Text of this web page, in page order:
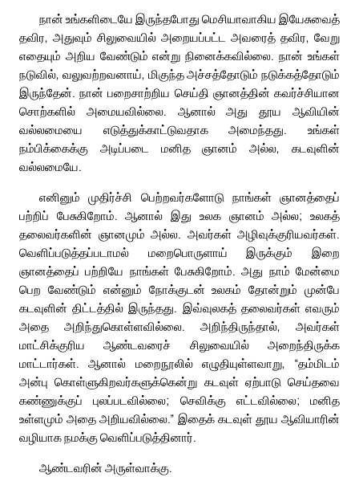
நான் உங்களிடையே இருந்தபோது மெசியாவாகிய இயேசுவைத்
தவிர, அதுவும் சிலுவையில் அறையப்பட்ட அவரைத் தவிர, வேறு
எதையும் அறிய வேண்டும் என்று நினைக்கவில்லை. நான் உங்கள்
நடுவில், வலுவற்றவனாய், மிகுந்த அச்சத்தோடும் நடுக்கத்தோடும்
இருந்தேன். நான் பறைசாற்றிய செய்தி ஞானத்தின் கவர்ச்சியான
சொற்களில் அமையவில்லை. ஆனால் அது தூய ஆவியின்
வல்லமையை எடுத்துக்காட்டுவதாக அமைந்தது. உங்கள்
நம்பிக்கைக்கு அடிப்படை மனித ஞானம் அல்ல, கடவுளின்
வல்லமையே.
எனினும் முதிர்ச்சி பெற்றவர்களோடு நாங்கள் ஞானத்தைப்
பற்றிப் பேசுகிறோம். ஆனால் இது உலக ஞானம் அல்ல; உலகத்
தலைவர்களின் ஞானமும் அல்ல. அவர்கள் அழிவுக்குரியவர்கள்.
வெளிப்படுத்தப்படாமல் மறைபொருளாய் இருக்கும் இறை
ஞானத்தைப் பற்றியே நாங்கள் பேசுகிறோம். அது நாம் மேன்மை
பெற வேண்டும் என்னும் நோக்குடன் உலகம் தோன்றும் முன்பே
கடவுளின் திட்டத்தில் இருந்தது. இவ்வுலகத் தலைவர்கள் எவரும்
அதை அறிந்துகொள்ளவில்லை. அறிந்திருந்தால், அவர்கள்
மாட்சிக்குரிய ஆண்டவரைச் சிலுவையில் அறைந்திருக்க
மாட்டார்கள். ஆனால் மறைநூலில் எழுதியுள்ளவாறு, “தம்மிடம்
அன்பு கொள்ளுகிறவர்களுக்கென்று கடவுள் ஏற்பாடு செய்தவை
கண்ணுக்குப் புலப்படவில்லை; செவிக்கு எட்டவில்லை; மனித
உள்ளமும் அதை அறியவில்லை.” இதைக் கடவுள் தூய ஆவியாரின்
வழியாக நமக்கு வெளிப்படுத்தினார்.
ஆண்டவரின் அருள்வாக்கு.